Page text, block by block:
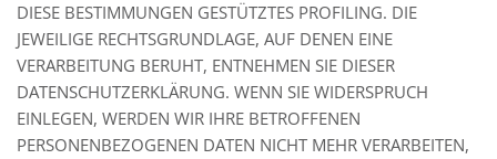
DIESE BESTIMMUNGEN GESTÜTZTES PROFILING. DIE
JEWEILIGE RECHTSGRUNDLAGE, AUF DENEN EINE
VERARBEITUNG BERUHT, ENTNEHMEN SIE DIESER
DATENSCHUTZERKLÄRUNG. WENN SIE WIDERSPRUCH
EINLEGEN, WERDEN WIR IHRE BETROFFENEN
PERSONENBEZOGENEN DATEN NICHT MEHR VERARBEITEN,